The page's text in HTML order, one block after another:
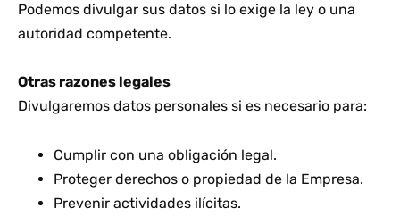
Podemos divulgar sus datos si lo exige la ley o una
autoridad competente.
Otras razones legales
Divulgaremos datos personales si es necesario para:
Cumplir con una obligación legal.
Proteger derechos o propiedad de la Empresa.
Prevenir actividades ilícitas.